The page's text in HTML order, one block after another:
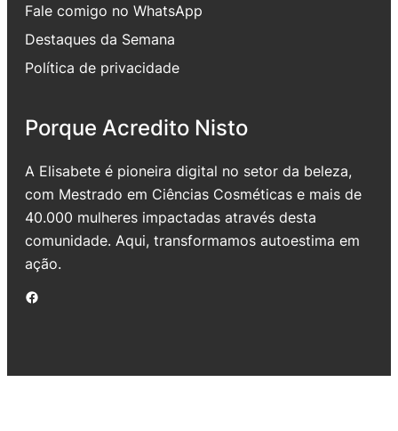
Fale comigo no WhatsApp
Destaques da Semana
Política de privacidade
Porque Acredito Nisto
A Elisabete é pioneira digital no setor da beleza,
com Mestrado em Ciências Cosméticas e mais de
40.000 mulheres impactadas através desta
comunidade. Aqui, transformamos autoestima em
ação.
Facebook